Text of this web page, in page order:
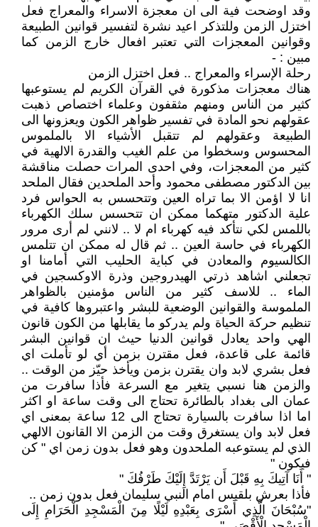
وقد اوضحت فية الى ان معجزة الاسراء والمعراج فعل
اختزل الزمن وللتذكر اعيد نشرة لتفسير قوانين الطبيعة
وقوانين المعجزات التي تعتبر افعال خارج الزمن كما
مبين : -
رحلة الإسراء والمعراج .. فعل اختزل الزمن
هناك معجزات مذكورة في القرآن الكريم لم يستوعبها
كثير من الناس ومنهم مثقفون وعلماء اختصاص ذهبت
عقولهم نحو المادة في تفسير ظواهر الكون ويعزونها الى
الطبيعة وعقولهم لم تتقبل الأشياء الا بالملموس
المحسوس وسخطوا من علم الغيب والقدرة الالهية في
كثير من المعجزات، وفي احدى المرات حصلت مناقشة
بين الدكتور مصطفى محمود وأحد الملحدين فقال الملحد
انا لا اؤمن الا بما تراه العين وتتحسس به الحواس فرد
علية الدكتور متهكما ممكن ان تتحسس سلك الكهرباء
باللمس لكي نتأكد فيه كهرباء ام لا .. لانني لم أرى مرور
الكهرباء في حاسة العين .. ثم قال له ممكن ان تتلمس
الكالسيوم والمعادن في كباية الحليب التي أمامنا او
تجعلني اشاهد ذرتي الهيدروجين وذرة الاوكسجين في
الماء .. للاسف كثير من الناس مؤمنين بالظواهر
الملموسة والقوانين الوضعية للبشر واعتبروها كافية في
تنظيم حركة الحياة ولم يدركو ما يقابلها من الكون قانون
الهي واحد يعادل قوانين الدنيا حيث ان قوانين البشر
قائمة على قاعدة، فعل مقترن بزمن أي لو تأملت اي
فعل بشري لابد وان يقترن بزمن ويأخذ حيّز من الوقت ..
والزمن هنا نسبي يتغير مع السرعة فأذا سافرت من
عمان الى بغداد بالطائرة تحتاج الى وقت ساعة او اكثر
اما اذا سافرت بالسيارة تحتاج الى 12 ساعة بمعنى اي
فعل لابد وان يستغرق وقت من الزمن الا القانون الالهي
الذي لم يستوعبه الملحدون وهو فعل بدون زمن اي " كن
فيكون "
" أَنَا آتِيكَ بِهِ قَبْلَ أَن يَرْتَدَّ إِلَيْكَ طَرْفُكَ "
فأذا بعرش بلقيس امام النبي سليمان فعل بدون زمن ..
"سُبْحَانَ الَّذِي أَسْرَى بِعَبْدِهِ لَيْلًا مِنَ الْمَسْجِدِ الْحَرَامِ إِلَى